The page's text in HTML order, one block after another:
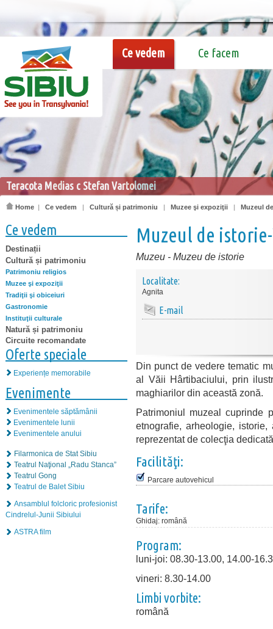
Ce vedem Ce facem
Teracota Medias c Stefan Vartolomei
Home | Ce vedem | Cultură și patrimoniu | Muzee şi expoziţii | Muzeul
Ce vedem
Destinații
Cultură și patrimoniu
Patrimoniu religios
Muzee şi expoziţii
Tradiţii şi obiceiuri
Gastronomie
Instituţii culturale
Natură și patrimoniu
Circuite recomandate
Oferte speciale
Experiențe memorabile
Evenimente
Evenimentele săptămânii
Evenimentele lunii
Evenimentele anului
Filarmonica de Stat Sibiu
Teatrul Naţional „Radu Stanca”
Teatrul Gong
Teatrul de Balet Sibiu
Ansamblul folcloric profesionist
Cindrelul-Junii Sibiului
ASTRA film
Muzeul de
Muzeu - Muzeu de istorie
Localitate:
Agnita
E-mail
Din punct de vedere tematic
al Văii Hârtibaciului, prin
maghiarilor din această zonă.
Patrimoniul muzeal cuprinde
etnografie, arheologie,
reprezentat de colecţia
Facilităţi:
Parcare autovehicul
Tarife:
Ghidaj: română
Program:
luni-joi: 08.30-13.00, 14.00-
vineri: 8.30-14.00
Limbi vorbite:
română